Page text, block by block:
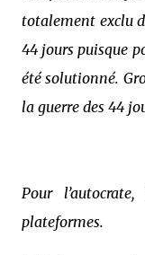
totalement exclu
44 jours puisque
été solutionné.
la guerre des 44
Pour
plateformes.